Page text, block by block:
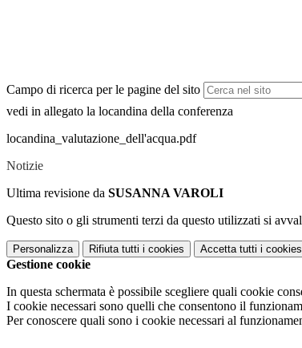
Campo di ricerca per le pagine del sito
vedi in allegato la locandina della conferenza
locandina_valutazione_dell'acqua.pdf
Notizie
Ultima revisione da SUSANNA VAROLI
Questo sito o gli strumenti terzi da questo utilizzati si
Personalizza Rifiuta tutti i cookies Accetta tutti i cookies
Gestione cookie
In questa schermata è possibile scegliere quali cookie
I cookie necessari sono quelli che consentono il
Per conoscere quali sono i cookie necessari al